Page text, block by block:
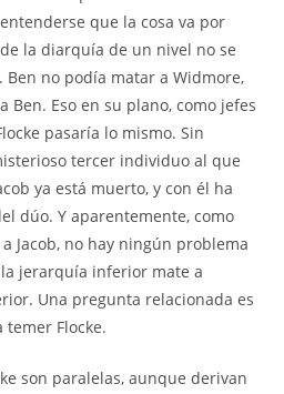
que la cosa va por
la diarquía de un nivel no se
no podía matar a Widmore,
Ben. Eso en su plano, como jefes
pasaría lo mismo. Sin
tercer individuo al que
ya está muerto, y con él ha
dúo. Y aparentemente, como
Jacob, no hay ningún problema
jerarquía inferior mate a
Una pregunta relacionada es
Flocke.
son paralelas, aunque derivan